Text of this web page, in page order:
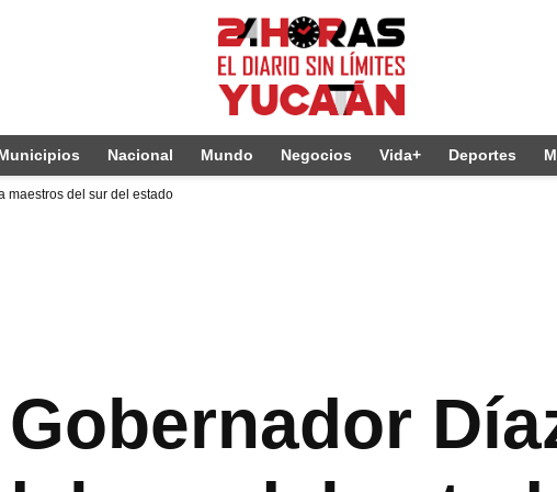
Nacional Mundo Negocios Vida+ Deportes
maestros del sur del estado